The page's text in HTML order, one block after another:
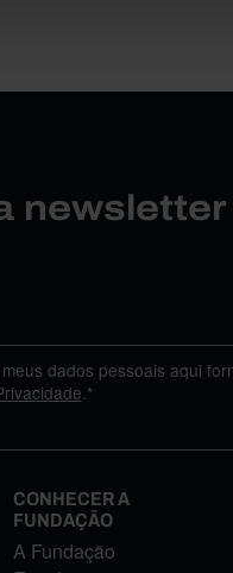
dados pessoais aqui
.*
CONHECER A
FUNDAÇÃO
A Fundação